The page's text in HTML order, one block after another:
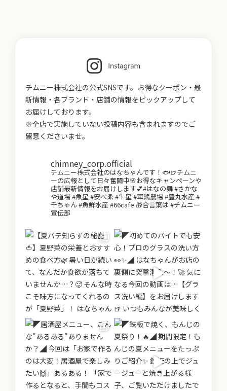
チムニー株式会社の公式SNSです。お得なクーポン・最
新情報・各ブランド・店舗の情報をピックアップして
お届けしております。
※全店で実施していない投稿内容も含まれますのでご
留意くださいませ。
chimney_corp.official
チムニー株式会社のはなちゃんです！🐟🍺チムニ
ーの広報として日々奮闘中🌸お得なキャンペーンや
店舗最新情報をお届けします💕#はなの舞 #さかな
や道場 #魚星 #安べゑ #牛星 #軍鶏農場 #豊丸水産 #
千ちゃん #魚鮮水産 #66cafe 🎁合言葉は #チムニー
宣伝部